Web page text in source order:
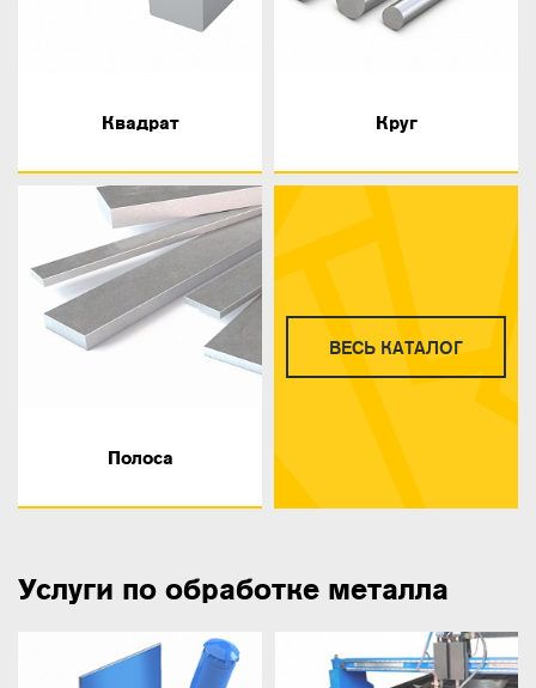
Квадрат Круг
Полоса
ВЕСЬ КАТАЛОГ
Услуги по обработке металла